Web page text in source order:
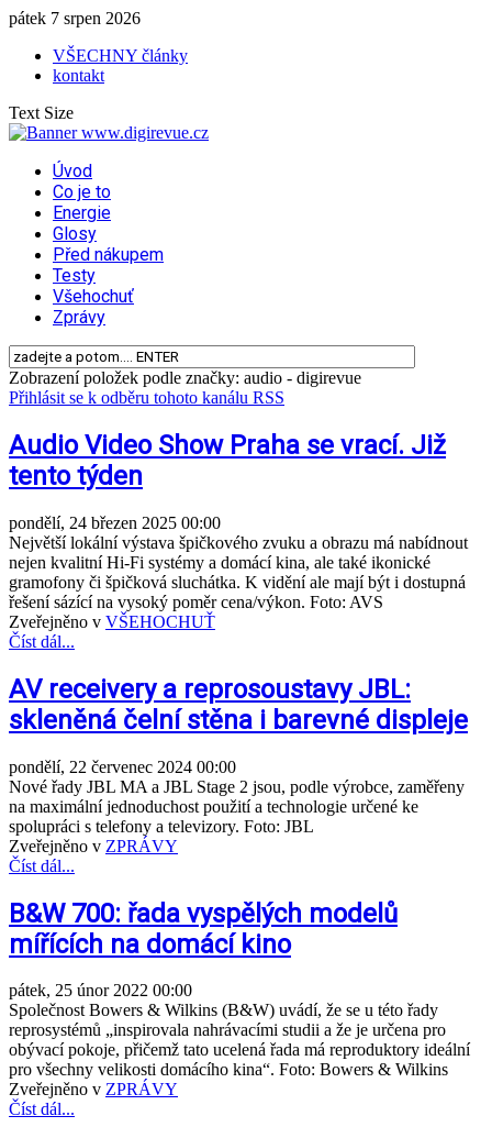
pátek 7 srpen 2026
VŠECHNY články
kontakt
Text Size
Úvod
Co je to
Energie
Glosy
Před nákupem
Testy
Všehochuť
Zprávy
Zobrazení položek podle značky: audio - digirevue
Přihlásit se k odběru tohoto kanálu RSS
Audio Video Show Praha se vrací. Již
tento týden
pondělí, 24 březen 2025 00:00
Největší lokální výstava špičkového zvuku a obrazu má nabídnout
nejen kvalitní Hi-Fi systémy a domácí kina, ale také ikonické
gramofony či špičková sluchátka. K vidění ale mají být i dostupná
řešení sázící na vysoký poměr cena/výkon. Foto: AVS
Zveřejněno v VŠEHOCHUŤ
Číst dál...
AV receivery a reprosoustavy JBL:
skleněná čelní stěna i barevné displeje
pondělí, 22 červenec 2024 00:00
Nové řady JBL MA a JBL Stage 2 jsou, podle výrobce, zaměřeny
na maximální jednoduchost použití a technologie určené ke
spolupráci s telefony a televizory. Foto: JBL
Zveřejněno v ZPRÁVY
Číst dál...
B&W 700: řada vyspělých modelů
mířících na domácí kino
pátek, 25 únor 2022 00:00
Společnost Bowers & Wilkins (B&W) uvádí, že se u této řady
reprosystémů „inspirovala nahrávacími studii a že je určena pro
obývací pokoje, přičemž tato ucelená řada má reproduktory ideální
pro všechny velikosti domácího kina“. Foto: Bowers & Wilkins
Zveřejněno v ZPRÁVY
Číst dál...